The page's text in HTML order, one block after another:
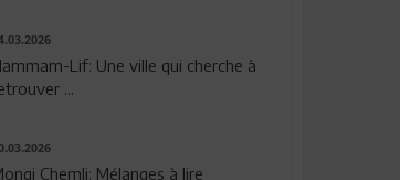
Lif: Une ville qui cherche à
...
Chemli: Mélanges à lire